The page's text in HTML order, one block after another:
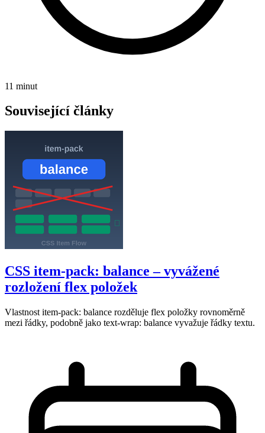
11 minut
Související články
CSS item-pack: balance – vyvážené
rozložení flex položek
Vlastnost item-pack: balance rozděluje flex položky rovnoměrně
mezi řádky, podobně jako text-wrap: balance vyvažuje řádky textu.